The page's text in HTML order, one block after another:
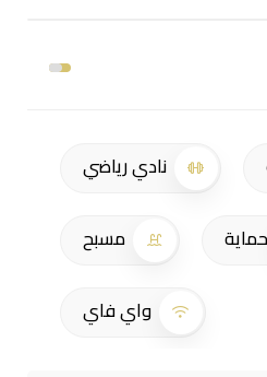
نادي رياضي
مسبح حماية
واي فاي